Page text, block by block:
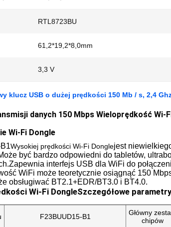
RTL8723BU
61,2*19,2*8,0mm
3,3 V
klucz USB o dużej prędkości 150 Mb / s, 2,4
danych 150 Mbps Wieloprędkość Wi-
Wi-Fi Dongle
Wysokiej prędkości Wi-Fi Donglejest
być bardzo odpowiedni do tabletów,
interfejs USB dla WiFi do
WiFi może teoretycznie osiągnąć 150
obsługiwać BT2.1+EDR/BT3.0 i BT4.0.
Wi-Fi DongleSzczegółowe parametry
F23BUUD15-B1
Główny
chipów